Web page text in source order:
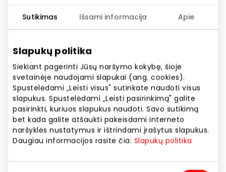
Sutikimas Išsami informacija Apie
Slapukų politika
Siekiant pagerinti Jūsų naršymo kokybę, šioje
svetainėje naudojami slapukai (ang. cookies).
Spustelėdami „Leisti visus" sutinkate naudoti visus
slapukus. Spustelėdami „Leisti pasirinkimą" galite
pasirinkti, kuriuos slapukus naudoti. Savo sutikimą
bet kada galite atšaukti pakeisdami interneto
naršyklės nustatymus ir ištrindami įrašytus slapukus.
Daugiau informacijos rasite čia: Slapukų politika